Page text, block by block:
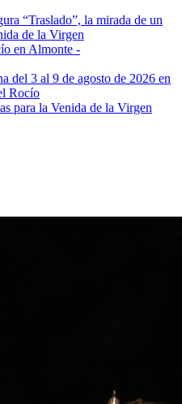
“Traslado”, la mirada de un
de la Virgen
en Almonte -
del 3 al 9 de agosto de 2026 en
Rocío
para la Venida de la Virgen